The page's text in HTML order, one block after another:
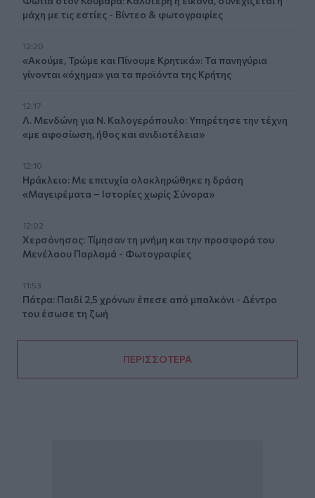
μάχη με τις εστίες - Βίντεο & φωτογραφίες
12:20
«Ακούμε, Τρώμε και Πίνουμε Κρητικά»: Τα πανηγύρια
γίνονται «όχημα» για τα προϊόντα της Κρήτης
12:17
Λ. Μενδώνη για Ν. Καλογερόπουλο: Υπηρέτησε την τέχνη
«με αφοσίωση, ήθος και ανιδιοτέλεια»
12:10
Ηράκλειο: Με επιτυχία ολοκληρώθηκε η δράση
«Μαγειρέματα – Ιστορίες χωρίς Σύνορα»
12:02
Χερσόνησος: Τίμησαν τη μνήμη και την προσφορά του
Μενέλαου Παρλαμά - Φωτογραφίες
11:53
Πάτρα: Παιδί 2,5 χρόνων έπεσε από μπαλκόνι - Δέντρο
του έσωσε τη ζωή
ΠΕΡΙΣΣΟΤΕΡΑ